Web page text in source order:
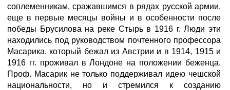
соплеменникам, сражавшимся в рядах русской армии,
еще в первые месяцы войны и в особенности после
победы Брусилова на реке Стырь в 1916 г. Люди эти
находились под руководством почтенного профессора
Масарика, который бежал из Австрии и в 1914, 1915 и
1916 гг. проживал в Лондоне на положении беженца.
Проф. Масарик не только поддерживал идею чешской
национальности, но и стремился к созданию